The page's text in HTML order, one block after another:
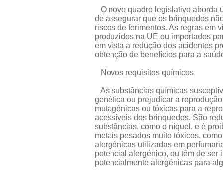
O novo quadro legislativo aborda
de assegurar que os brinquedos
riscos de ferimentos. As regras em
produzidos na UE ou importados
em vista a redução dos acidentes
obtenção de benefícios para a
Novos requisitos químicos
As substâncias químicas
genética ou prejudicar a
mutagénicas ou tóxicas para a
acessíveis dos brinquedos. São
substâncias, como o níquel, e é
metais pesados muito tóxicos,
alergénicas utilizadas em
potencial alergénico, ou têm de ser
potencialmente alergénicas para